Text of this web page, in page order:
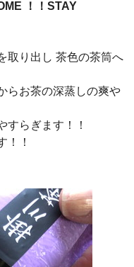
！！STAY
取り出し 茶色の茶筒へ
らお茶の深蒸しの爽や
すらぎます！！
！！